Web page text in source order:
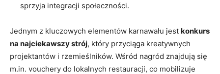
sprzyja integracji społeczności.
Jednym z kluczowych elementów karnawału jest‌ konkurs‌
na ​najciekawszy strój, który przyciąga​ kreatywnych
projektantów i ⁣rzemieślników. Wśród nagród znajdują się
m.in. vouchery do lokalnych ⁤restauracji, co mobilizuje